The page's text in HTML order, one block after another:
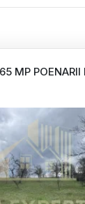
MP POENARII